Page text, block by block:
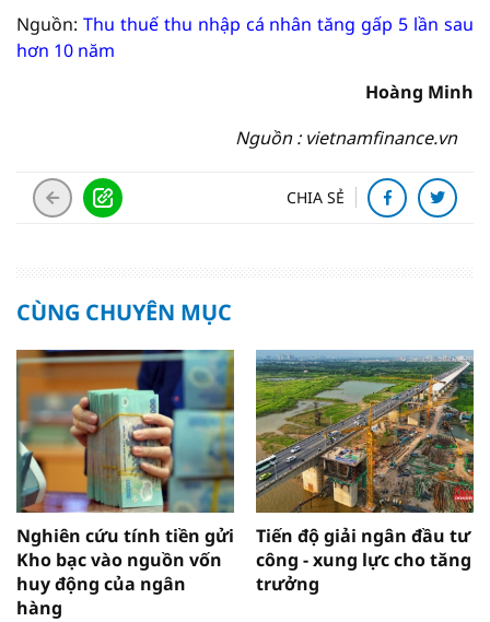
Nguồn: Thu thuế thu nhập cá nhân tăng gấp 5 lần sau
hơn 10 năm
Hoàng Minh
Nguồn : vietnamfinance.vn
CHIA SẺ
CÙNG CHUYÊN MỤC
Nghiên cứu tính tiền gửi
Kho bạc vào nguồn vốn
huy động của ngân
hàng
Tiến độ giải ngân đầu tư
công - xung lực cho tăng
trưởng